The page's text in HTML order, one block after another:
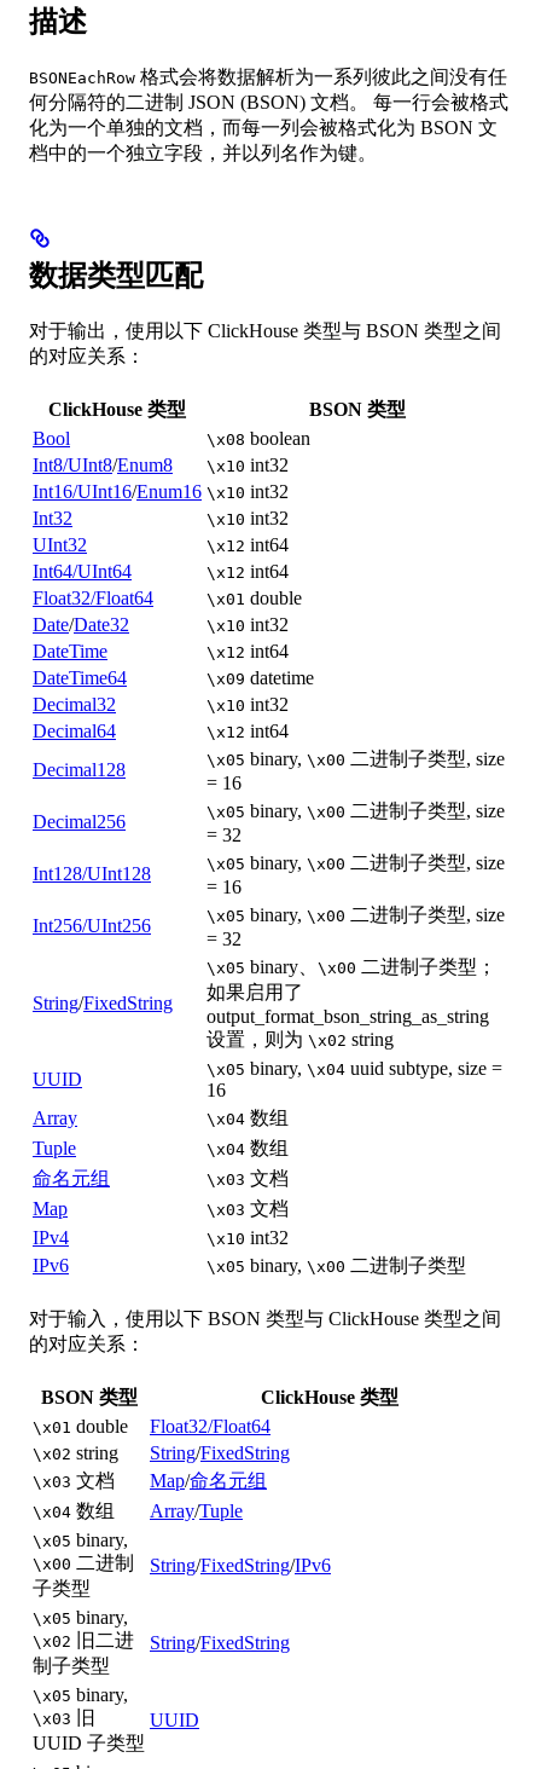
描述
BSONEachRow 格式会将数据解析为一系列彼此之间没有任
何分隔符的二进制 JSON (BSON) 文档。 每一行会被格式
化为一个单独的文档，而每一列会被格式化为 BSON 文
档中的一个独立字段，并以列名作为键。
数据类型匹配
对于输出，使用以下 ClickHouse 类型与 BSON 类型之间
的对应关系：
ClickHouse 类型
BSON 类型
Bool
\x08 boolean
Int8/UInt8/Enum8 \x10 int32
Int16/UInt16/Enum16 \x10 int32
Int32
\x10 int32
UInt32
\x12 int64
Int64/UInt64
\x12 int64
Float32/Float64
\x01 double
Date/Date32 \x10 int32
DateTime
\x12 int64
DateTime64
\x09 datetime
Decimal32
\x10 int32
Decimal64
\x12 int64
Decimal128
\x05 binary, \x00 二进制子类型, size
= 16
Decimal256
\x05 binary, \x00 二进制子类型, size
= 32
Int128/UInt128
\x05 binary, \x00 二进制子类型, size
= 16
Int256/UInt256
\x05 binary, \x00 二进制子类型, size
= 32
String/FixedString
\x05 binary、 \x00 二进制子类型；
如果启用了
output_format_bson_string_as_string
设置，则为 \x02 string
UUID
\x05 binary, \x04 uuid subtype, size =
16
Array
\x04 数组
Tuple
\x04 数组
命名元组
\x03 文档
Map
\x03 文档
IPv4
\x10 int32
IPv6
\x05 binary, \x00 二进制子类型
对于输入，使用以下 BSON 类型与 ClickHouse 类型之间
的对应关系：
BSON 类型 ClickHouse 类型
\x01 double Float32/Float64
\x02 string String/FixedString
\x03 文档 Map/命名元组
\x04 数组 Array/Tuple
\x05 binary,
\x00 二进制
子类型
String/FixedString/IPv6
\x05 binary,
\x02
旧二进
制子类型
String/FixedString
\x05 binary,
\x03
旧
UUID 子类型
UUID